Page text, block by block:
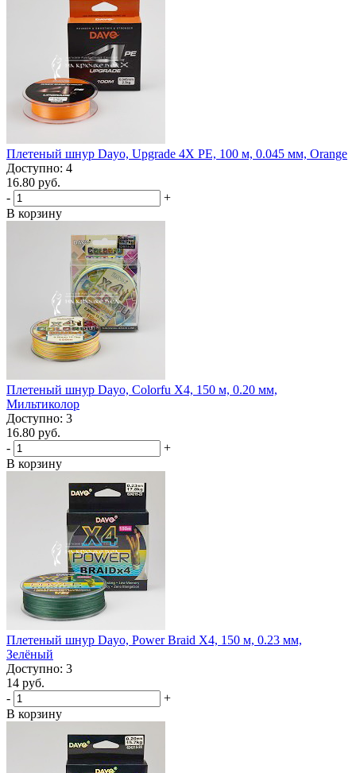
Плетеный шнур Dayo, Upgrade 4X PE, 100 м, 0.045 мм, Orange
Доступно: 4
16.80 руб.
-
+
В корзину
Плетеный шнур Dayo, Colorfu X4, 150 м, 0.20 мм,
Мильтиколор
Доступно: 3
16.80 руб.
-
+
В корзину
Плетеный шнур Dayo, Power Braid X4, 150 м, 0.23 мм,
Зелёный
Доступно: 3
14 руб.
-
+
В корзину